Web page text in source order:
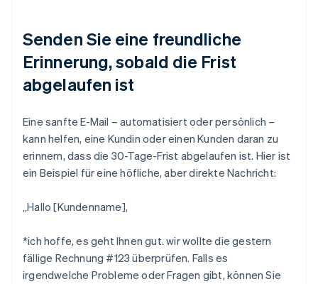
Senden Sie eine freundliche
Erinnerung, sobald die Frist
abgelaufen ist
Eine sanfte E-Mail – automatisiert oder persönlich –
kann helfen, eine Kundin oder einen Kunden daran zu
erinnern, dass die 30-Tage-Frist abgelaufen ist. Hier ist
ein Beispiel für eine höfliche, aber direkte Nachricht:
„Hallo [Kundenname],
*ich hoffe, es geht Ihnen gut. wir wollte die gestern
fällige Rechnung #123 überprüfen. Falls es
irgendwelche Probleme oder Fragen gibt, können Sie